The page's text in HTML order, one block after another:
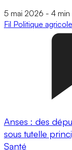
5 mai 2026 - 4 min
Fil Politique agricole
Anses : des
sous tutelle
Santé